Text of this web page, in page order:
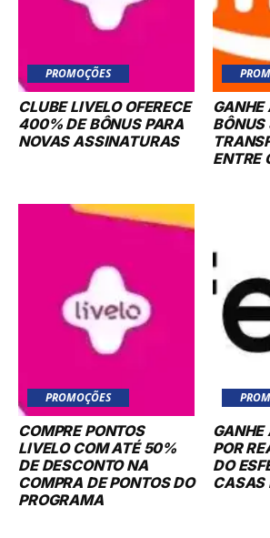
PROMOÇÕES
CLUBE LIVELO OFERECE
400% DE BÔNUS PARA
NOVAS ASSINATURAS
BÔNUS
ENTRE
PROMOÇÕES
COMPRE PONTOS
LIVELO COM ATÉ 50%
DE DESCONTO NA
COMPRA DE PONTOS DO
PROGRAMA
GANHE
POR
DO
CASAS